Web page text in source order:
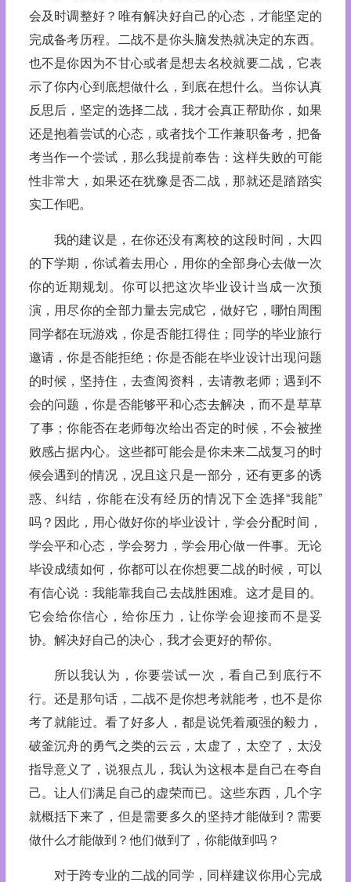
会及时调整好？唯有解决好自己的心态，才能坚定的
完成备考历程。二战不是你头脑发热就决定的东西。
也不是你因为不甘心或者是想去名校就要二战，它表
示了你内心到底想做什么，到底在想什么。当你认真
反思后，坚定的选择二战，我才会真正帮助你，如果
还是抱着尝试的心态，或者找个工作兼职备考，把备
考当作一个尝试，那么我提前奉告：这样失败的可能
性非常大，如果还在犹豫是否二战，那就还是踏踏实
实工作吧。
我的建议是，在你还没有离校的这段时间，大四
的下学期，你试着去用心，用你的全部身心去做一次
你的近期规划。你可以把这次毕业设计当成一次预
演，用尽你的全部力量去完成它，做好它，哪怕周围
同学都在玩游戏，你是否能扛得住；同学的毕业旅行
邀请，你是否能拒绝；你是否能在毕业设计出现问题
的时候，坚持住，去查阅资料，去请教老师；遇到不
会的问题，你是否能够平和心态去解决，而不是草草
了事；你能否在老师每次给出否定的时候，不会被挫
败感占据内心。这些都可能会是你未来二战复习的时
候会遇到的情况，况且这只是一部分，还有更多的诱
惑、纠结，你能在没有经历的情况下全选择“我能”
吗？因此，用心做好你的毕业设计，学会分配时间，
学会平和心态，学会努力，学会用心做一件事。无论
毕设成绩如何，你都可以在你想要二战的时候，可以
有信心说：我能靠我自己去战胜困难。这才是目的。
它会给你信心，给你压力，让你学会迎接而不是妥
协。解决好自己的决心，我才会更好的帮你。
所以我认为，你要尝试一次，看自己到底行不
行。还是那句话，二战不是你想考就能考，也不是你
考了就能过。看了好多人，都是说凭着顽强的毅力，
破釜沉舟的勇气之类的云云，太虚了，太空了，太没
指导意义了，说狠点儿，我认为这根本是自己在夸自
己。让人们满足自己的虚荣而已。这些东西，几个字
就概括下来了，但是需要多久的坚持才能做到？需要
做什么才能做到？他们做到了，你能做到吗？
对于跨专业的二战的同学，同样建议你用心完成